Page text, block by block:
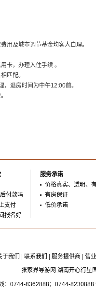
用及城市调节基金均客人自理。
卡，办理入住手续 。
匹配。
退房时间为中午12:00前。
付款吗
支付
报名好
服务承诺
价格真实、透明、
有房保证
低价承诺
于我们 联系我们 服务提供商
营
张家界导游网 湖南开心行星
： 0744-8362888； 0744-8230888